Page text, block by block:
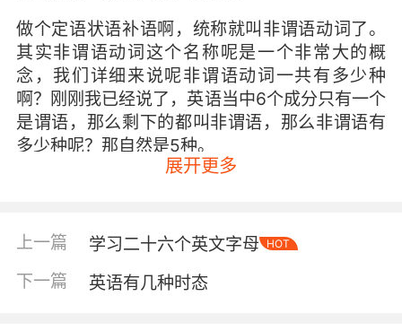
做个定语状语补语啊，统称就叫非谓语动词了。
其实非谓语动词这个名称呢是一个非常大的概
念，我们详细来说呢非谓语动词一共有多少种
啊？刚刚我已经说了，英语当中6个成分只有一个
是谓语，那么剩下的都叫非谓语，那么非谓语有
多少种呢？那自然是5种。
词做宾语，动词做状语，动词作补语。
稍稍举几个例子吧，比如说动词作宾语，I like
watching TV看到没有？看电视作为一个宾语出
展开更多
上一篇 学习二十六个英文字母 HOT
下一篇 英语有几种时态